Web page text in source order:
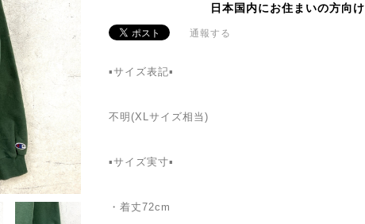
日本国内にお住まいの方向け
通報する
▪️サイズ表記▪
不明(XLサイズ相当)
▪️サイズ実寸▪️
・着丈72cm